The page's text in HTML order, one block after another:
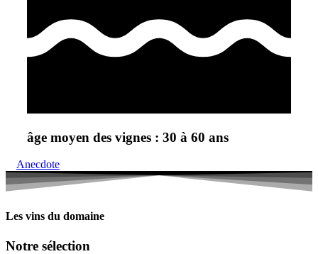
âge moyen des vignes : 30 à 60 ans
Anecdote
Les vins du domaine
Notre sélection